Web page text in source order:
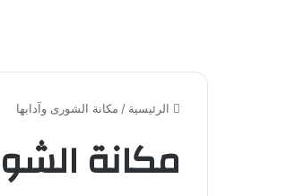
الرئيسية / مكانة الشورى وآدابها
مكانة